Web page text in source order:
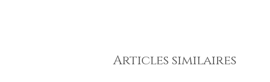
Articles similaires